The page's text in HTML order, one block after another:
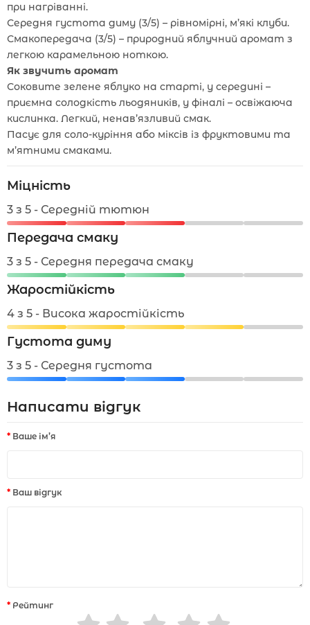
при нагріванні.
Середня густота диму (3/5) – рівномірні, м’які клуби.
Смакопередача (3/5) – природний яблучний аромат з
легкою карамельною ноткою.
Як звучить аромат
Соковите зелене яблуко на старті, у середині –
приємна солодкість льодяників, у фіналі – освіжаюча
кислинка. Легкий, ненав’язливий смак.
Пасує для соло-куріння або міксів із фруктовими та
м’ятними смаками.
Міцність
3 з 5 - Середній тютюн
Передача смаку
3 з 5 - Середня передача смаку
Жаростійкість
4 з 5 - Висока жаростійкість
Густота диму
3 з 5 - Середня густота
Написати відгук
Ваше ім’я
Ваш відгук
Рейтинг